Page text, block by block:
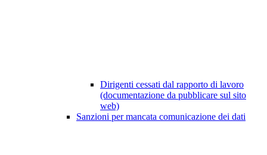
Dirigenti cessati dal rapporto di lavoro
(documentazione da pubblicare sul sito
web)
Sanzioni per mancata comunicazione dei dati